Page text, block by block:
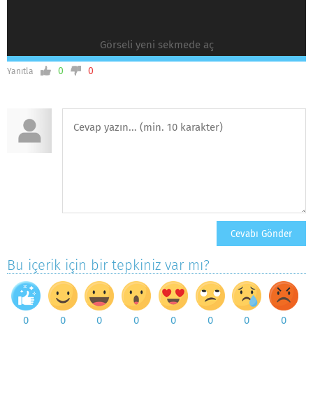
Görseli yeni sekmede aç
Yanıtla 0 0
Bu içerik için bir tepkiniz var mı?
0 0 0 0 0 0 0 0